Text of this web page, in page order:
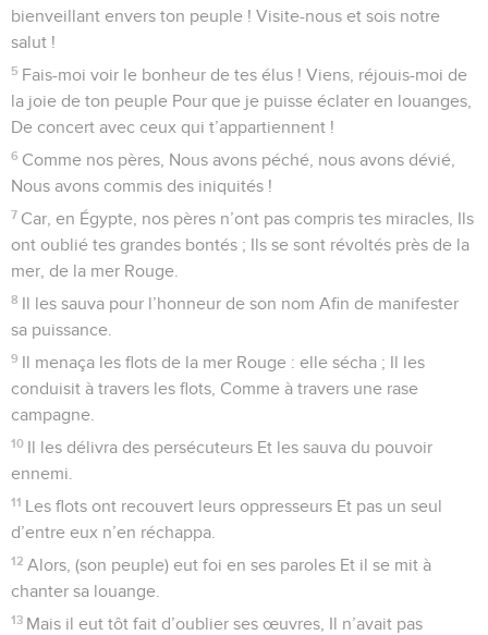
bienveillant envers ton peuple ! Visite-nous et sois notre
salut !
5 Fais-moi voir le bonheur de tes élus ! Viens, réjouis-moi de
la joie de ton peuple Pour que je puisse éclater en louanges,
De concert avec ceux qui t’appartiennent !
6 Comme nos pères, Nous avons péché, nous avons dévié,
Nous avons commis des iniquités !
7 Car, en Égypte, nos pères n’ont pas compris tes miracles, Ils
ont oublié tes grandes bontés ; Ils se sont révoltés près de la
mer, de la mer Rouge.
8 Il les sauva pour l’honneur de son nom Afin de manifester
sa puissance.
9 Il menaça les flots de la mer Rouge : elle sécha ; Il les
conduisit à travers les flots, Comme à travers une rase
campagne.
10 Il les délivra des persécuteurs Et les sauva du pouvoir
ennemi.
11 Les flots ont recouvert leurs oppresseurs Et pas un seul
d’entre eux n’en réchappa.
12 Alors, (son peuple) eut foi en ses paroles Et il se mit à
chanter sa louange.
13 Mais il eut tôt fait d’oublier ses œuvres, Il n’avait pas